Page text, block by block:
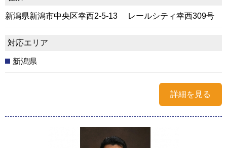
新潟県新潟市中央区幸西2-5-13 レールシティ幸西309号
対応エリア
新潟県
詳細を見る